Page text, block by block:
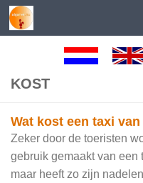
Skip to content
KOST
Wat kost een taxi
Zeker door de toeristen
gebruik gemaakt van
maar heeft zo zijn